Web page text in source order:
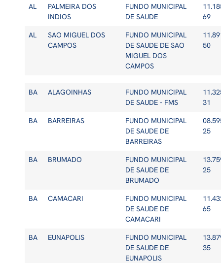
AL
PALMEIRA DOS
INDIOS
FUNDO MUNICIPAL
DE SAUDE
69
AL
SAO MIGUEL DOS
CAMPOS
FUNDO MUNICIPAL
DE SAUDE DE SAO
MIGUEL DOS
CAMPOS
50
BA ALAGOINHAS
FUNDO MUNICIPAL
DE SAUDE - FMS
31
BA BARREIRAS
FUNDO MUNICIPAL
DE SAUDE DE
BARREIRAS
25
BA BRUMADO
FUNDO MUNICIPAL
DE SAUDE DE
BRUMADO
25
BA CAMACARI
FUNDO MUNICIPAL
DE SAUDE DE
CAMACARI
65
BA EUNAPOLIS
FUNDO MUNICIPAL
DE SAUDE DE
EUNAPOLIS
35